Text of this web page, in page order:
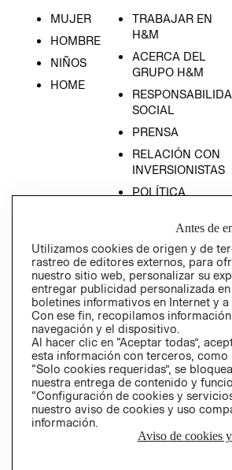
MUJER
HOMBRE
NIÑOS
HOME
TRABAJAR EN
H&M
ACERCA DEL
GRUPO H&M
SOCIAL
PRENSA
RELACIÓN CON
INVERSIONISTAS
POLÍTICA
Antes de
Utilizamos cookies de origen y de
rastreo de editores externos, para
nuestro sitio web, personalizar su
entregar publicidad personalizada
boletines informativos en Internet y
Con ese fin, recopilamos
navegación y el dispositivo.
Al hacer clic en “Aceptar todas”,
esta información con terceros,
“Solo cookies requeridas”, se
nuestra entrega de contenido y
“Configuración de cookies y
nuestro aviso de cookies y uso
información.
Aviso de cookies